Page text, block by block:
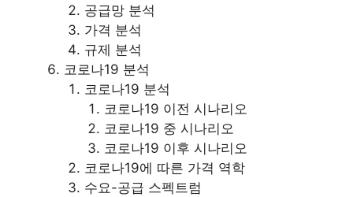
공급망 분석
가격 분석
규제 분석
코로나19 분석
코로나19 분석
코로나19 이전 시나리오
코로나19 중 시나리오
코로나19 이후 시나리오
코로나19에 따른 가격 역학
수요-공급 스펙트럼